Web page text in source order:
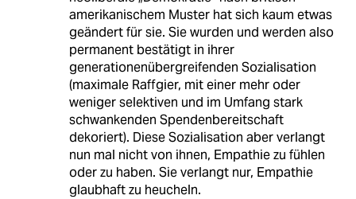
amerikanischem Muster hat sich kaum etwas
geändert für sie. Sie wurden und werden also
permanent bestätigt in ihrer
generationenübergreifenden Sozialisation
(maximale Raffgier, mit einer mehr oder
weniger selektiven und im Umfang stark
schwankenden Spendenbereitschaft
dekoriert). Diese Sozialisation aber verlangt
nun mal nicht von ihnen, Empathie zu fühlen
oder zu haben. Sie verlangt nur, Empathie
glaubhaft zu heucheln.